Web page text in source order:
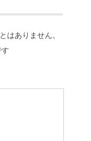
はありません。